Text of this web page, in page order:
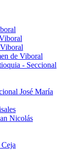
de Viboral
- Seccional
José María
Nicolás